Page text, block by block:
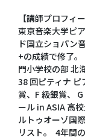
【講師プロフィ
東京音楽大学ピ
ド国立ショパン
+の成績で修了
門小学校の部 北
38 回ピティナ ピ
賞、F 級銀賞、
ール in ASIA 高
ルトゥオーゾ国
リスト。 4年間